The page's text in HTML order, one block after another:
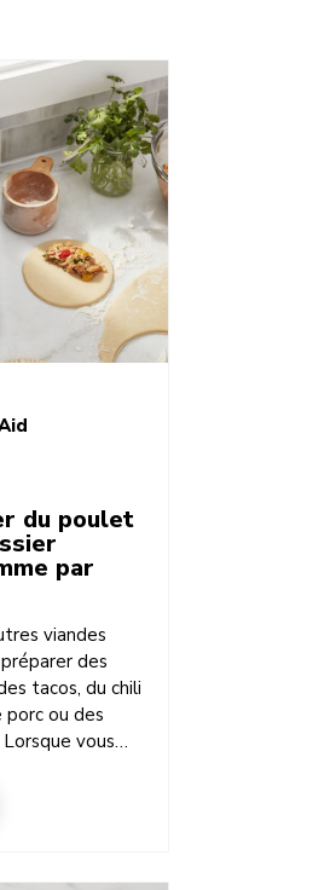
du poulet
par
viandes
des
tacos, du chili
porc ou des
vous
utiliser